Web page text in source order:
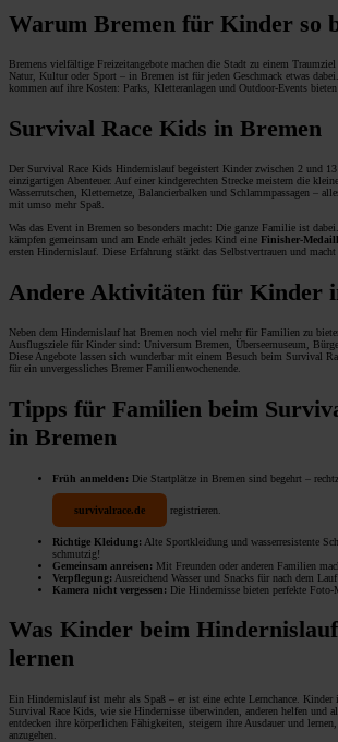
Warum Bremen für Kinder so
Bremens vielfältige Freizeitangebote machen die Stadt zu einem
Natur, Kultur oder Sport – in Bremen ist für jeden Geschmack etwas
kommen auf ihre Kosten: Parks, Kletteranlagen und Outdoor-Events bieten
Survival Race Kids in Bremen
Der Survival Race Kids Hindernislauf begeistert Kinder zwischen 2 und
einzigartigen Abenteuer. Auf einer kindgerechten Strecke meistern die
Wasserrutschen, Kletternetze, Balancierbalken und Schlammpassagen –
mit umso mehr Spaß.
Was das Event in Bremen so besonders macht: Die ganze Familie ist
kämpfen gemeinsam und am Ende erhält jedes Kind eine Finisher-
ersten Hindernislauf. Diese Erfahrung stärkt das Selbstvertrauen und
Andere Aktivitäten für Kinder
Neben dem Hindernislauf hat Bremen noch viel mehr für Familien zu
Ausflugsziele für Kinder sind: Universum Bremen, Überseemuseum,
Diese Angebote lassen sich wunderbar mit einem Besuch beim Survival
für ein unvergessliches Bremer Familienwochenende.
Tipps für Familien beim
in Bremen
Früh anmelden: Die Startplätze in Bremen sind begehrt –
survivalrace.de registrieren.
Richtige Kleidung: Alte Sportkleidung und wasserresistente
schmutzig!
Gemeinsam anreisen: Mit Freunden oder anderen Familien
Verpflegung: Ausreichend Wasser und Snacks für nach dem Lauf
Kamera nicht vergessen: Die Hindernisse bieten perfekte Foto-
Was Kinder beim
lernen
Ein Hindernislauf ist mehr als Spaß – er ist eine echte Lernchance. Kinder
Survival Race Kids, wie sie Hindernisse überwinden, anderen helfen und
entdecken ihre körperlichen Fähigkeiten, steigern ihre Ausdauer und
anzugehen.